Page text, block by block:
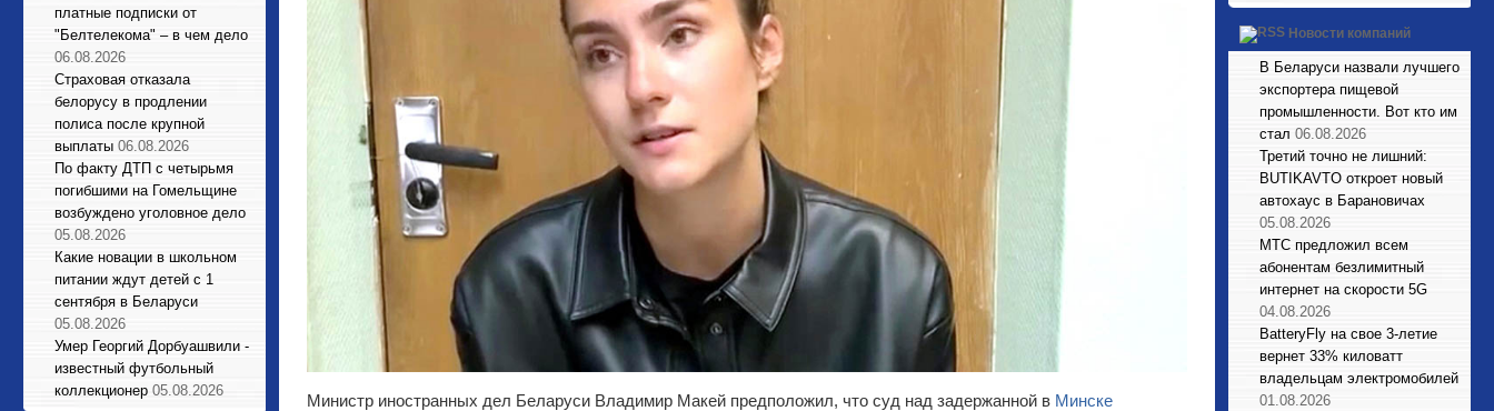
платные подписки от
"Белтелекома" – в чем дело
06.08.2026
Страховая отказала
белорусу в продлении
полиса после крупной
выплаты 06.08.2026
По факту ДТП с четырьмя
погибшими на Гомельщине
возбуждено уголовное дело
05.08.2026
Какие новации в школьном
питании ждут детей с 1
сентября в Беларуси
05.08.2026
Умер Георгий Дорбуашвили -
известный футбольный
коллекционер 05.08.2026
Министр иностранных дел Беларуси Владимир Макей предположил, что суд над задержанной в Минске
Новости компаний
В Беларуси назвали лучшего
экспортера пищевой
промышленности. Вот кто им
стал 06.08.2026
Третий точно не лишний:
BUTIKAVTO откроет новый
автохаус в Барановичах
05.08.2026
МТС предложил всем
абонентам безлимитный
интернет на скорости 5G
04.08.2026
BatteryFly на свое 3-летие
вернет 33% киловатт
владельцам электромобилей
01.08.2026